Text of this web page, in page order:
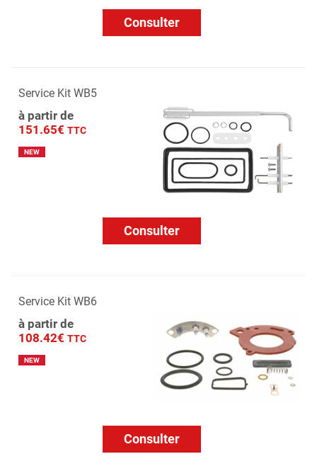
Consulter
Service Kit WB5
à partir de
151.65€ TTC
NEW
Consulter
Service Kit WB6
à partir de
108.42€ TTC
NEW
Consulter